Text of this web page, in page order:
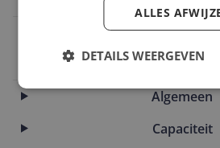
8720679639043
Algemeen
Capaciteit
ALLES
DETAILS WEERGEVEN